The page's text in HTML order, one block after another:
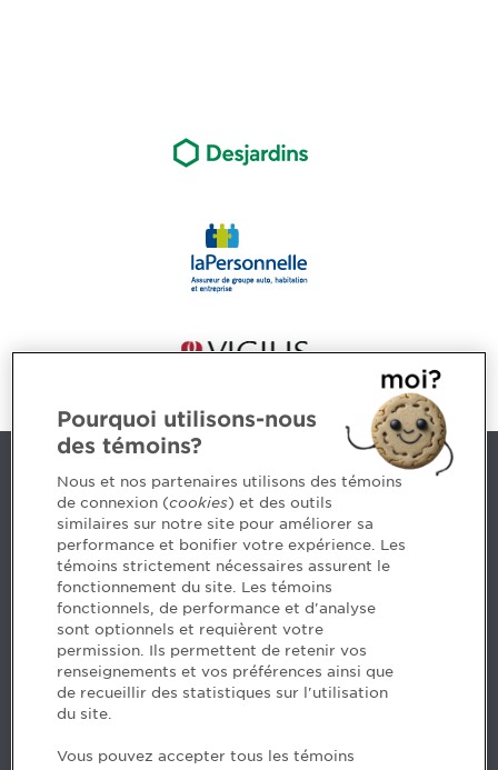
Nous joindre
5, Place Ville Marie, bureau 800, Montréal (Québec)
H3B 2G2
www.cpaquebec.ca
Des questions? Faites appel à notre équipe >
Envie de mettre de l’Ordre dans votre carrière? Voyez
les postes disponibles >
Pourquoi utilisons-nous
des témoins?
Nous et nos partenaires utilisons des témoins
de connexion (cookies) et des outils
similaires sur notre site pour améliorer sa
performance et bonifier votre expérience. Les
témoins strictement nécessaires assurent le
fonctionnement du site. Les témoins
fonctionnels, de performance et d'analyse
sont optionnels et requièrent votre
permission. Ils permettent de retenir vos
renseignements et vos préférences ainsi que
de recueillir des statistiques sur l'utilisation
du site.
Vous pouvez accepter tous les témoins